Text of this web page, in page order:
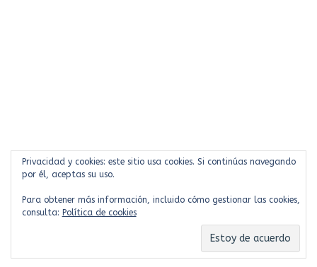
Privacidad y cookies: este sitio usa cookies. Si continúas navegando
por él, aceptas su uso.
Para obtener más información, incluido cómo gestionar las cookies,
consulta: Política de cookies